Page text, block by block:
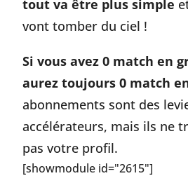
tout va être plus simple
vont tomber du ciel !
Si vous avez 0 match en
aurez toujours 0 match
abonnements sont des
accélérateurs, mais ils ne
pas votre profil.
[showmodule id="2615"]